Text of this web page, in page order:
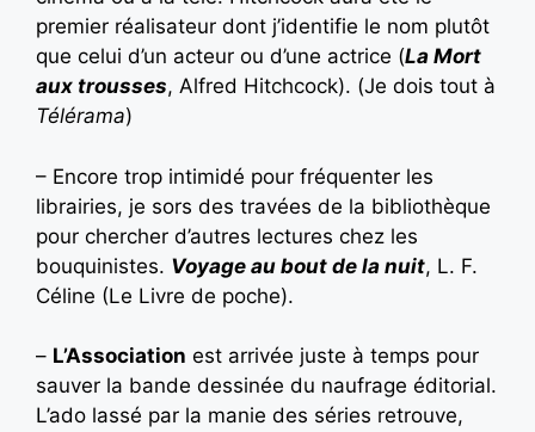
premier réalisateur dont j’identifie le nom plutôt
que celui d’un acteur ou d’une actrice (La Mort
aux trousses, Alfred Hitchcock). (Je dois tout à
Télérama)
– Encore trop intimidé pour fréquenter les
librairies, je sors des travées de la bibliothèque
pour chercher d’autres lectures chez les
bouquinistes. Voyage au bout de la nuit, L. F.
Céline (Le Livre de poche).
– L’Association est arrivée juste à temps pour
sauver la bande dessinée du naufrage éditorial.
L’ado lassé par la manie des séries retrouve,